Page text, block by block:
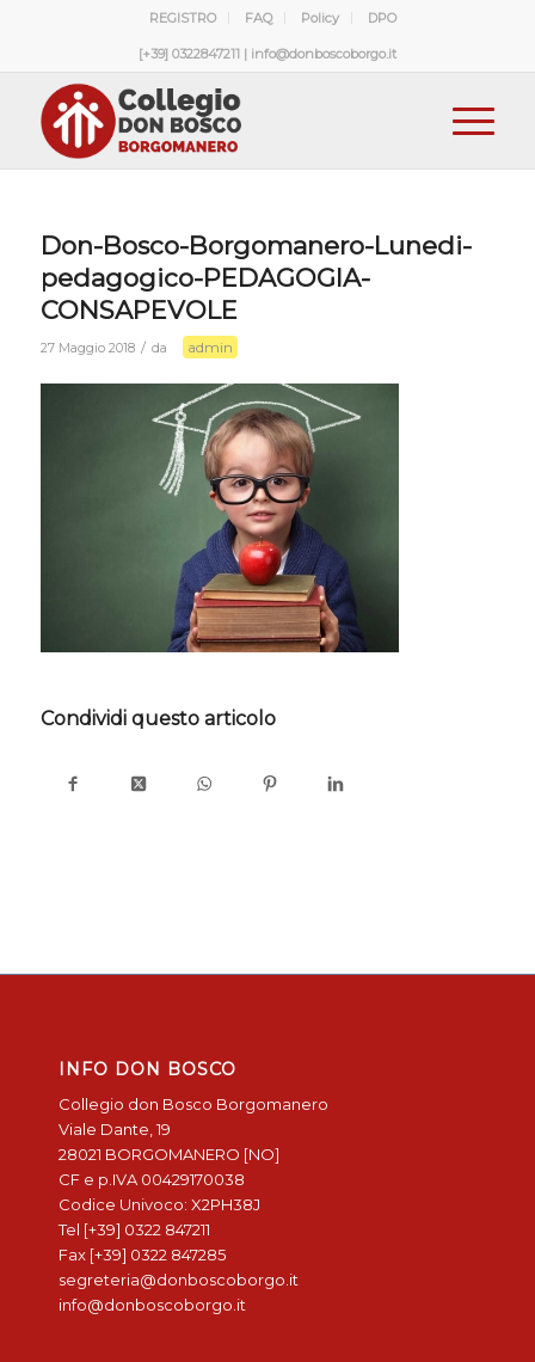
REGISTRO FAQ Policy DPO
[+39] 0322847211 | info@donboscoborgo.it
Don-Bosco-Borgomanero-Lunedi-
pedagogico-PEDAGOGIA-
CONSAPEVOLE
27 Maggio 2018 / da admin
Condividi questo articolo
INFO DON BOSCO
Collegio don Bosco Borgomanero
Viale Dante, 19
28021 BORGOMANERO [NO]
CF e p.IVA 00429170038
Codice Univoco: X2PH38J
Tel [+39] 0322 847211
Fax [+39] 0322 847285
segreteria@donboscoborgo.it
info@donboscoborgo.it